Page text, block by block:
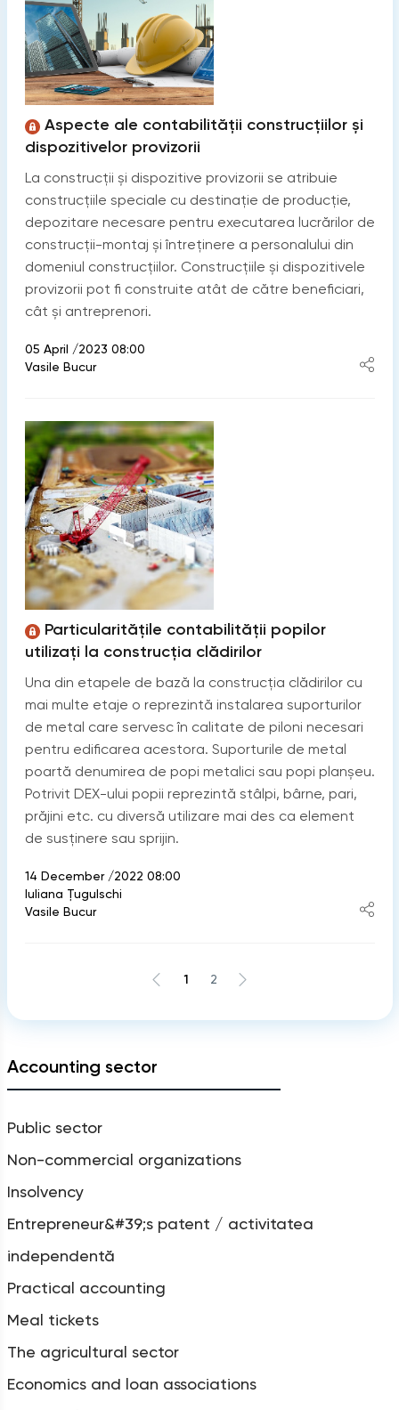
Accounting sector
Public sector
Non-commercial organizations
Insolvency
Entrepreneur&#39;s patent / activitatea
independentă
Practical accounting
Meal tickets
The agricultural sector
Economics and loan associations
Aspecte ale contabilității construcțiilor și
dispozitivelor provizorii
La construcții și dispozitive provizorii se atribuie
construcțiile speciale cu destinație de producție,
depozitare necesare pentru executarea lucrărilor de
construcții-montaj și întreținere a personalului din
domeniul construcțiilor. Construcțiile și dispozitivele
provizorii pot fi construite atât de către beneficiari,
cât și antreprenori.
05 April /2023 08:00
Vasile Bucur
Particularitățile contabilității popilor
utilizați la construcția clădirilor
Una din etapele de bază la construcția clădirilor cu
mai multe etaje o reprezintă instalarea suporturilor
de metal care servesc în calitate de piloni necesari
pentru edificarea acestora. Suporturile de metal
poartă denumirea de popi metalici sau popi planșeu.
Potrivit DEX-ului popii reprezintă stâlpi, bârne, pari,
prăjini etc. cu diversă utilizare mai des ca element
de susținere sau sprijin.
14 December /2022 08:00
Iuliana Țugulschi
Vasile Bucur
1 2